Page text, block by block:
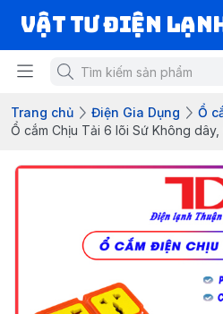
VẬT TƯ ĐIỆN
Trang chủ Điện Gia Dụng
Ổ
Ổ cắm Chịu Tải 6 lõi Sứ Không